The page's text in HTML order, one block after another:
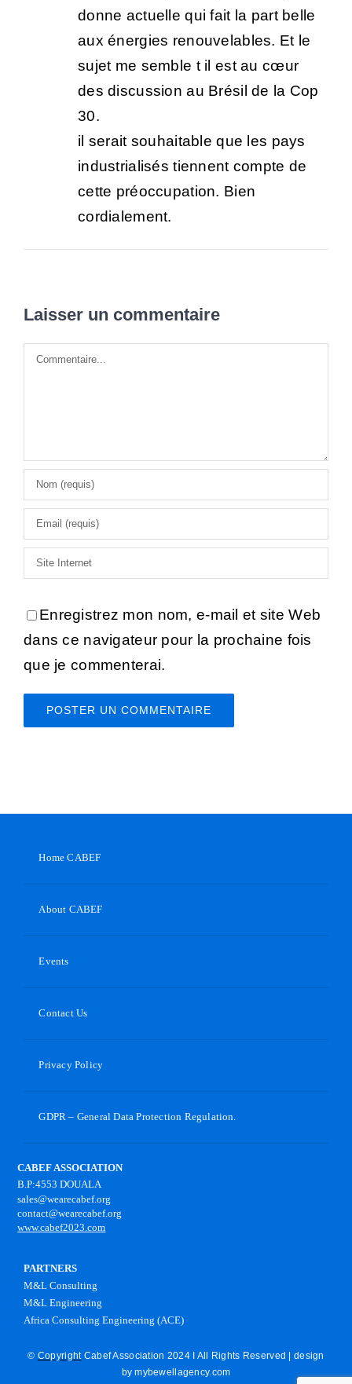
donne actuelle qui fait la part belle
aux énergies renouvelables. Et le
sujet me semble t il est au cœur
des discussion au Brésil de la Cop
30.
il serait souhaitable que les pays
industrialisés tiennent compte de
cette préoccupation. Bien
cordialement.
Laisser un commentaire
Commentaire
Enregistrez mon nom, e-mail et site Web
dans ce navigateur pour la prochaine fois
que je commenterai.
Home CABEF
About CABEF
Events
Contact Us
Privacy Policy
GDPR – General Data Protection Regulation.
CABEF ASSOCIATION
B.P:4553 DOUALA
sales@wearecabef.org
contact@wearecabef.org
www.cabef2023.com
PARTNERS
M&L Consulting
M&L Engineering
Africa Consulting Engineering (ACE)
© CopyrightCabef Association 2024 I All Rights Reserved | design
bymybewellagency.com